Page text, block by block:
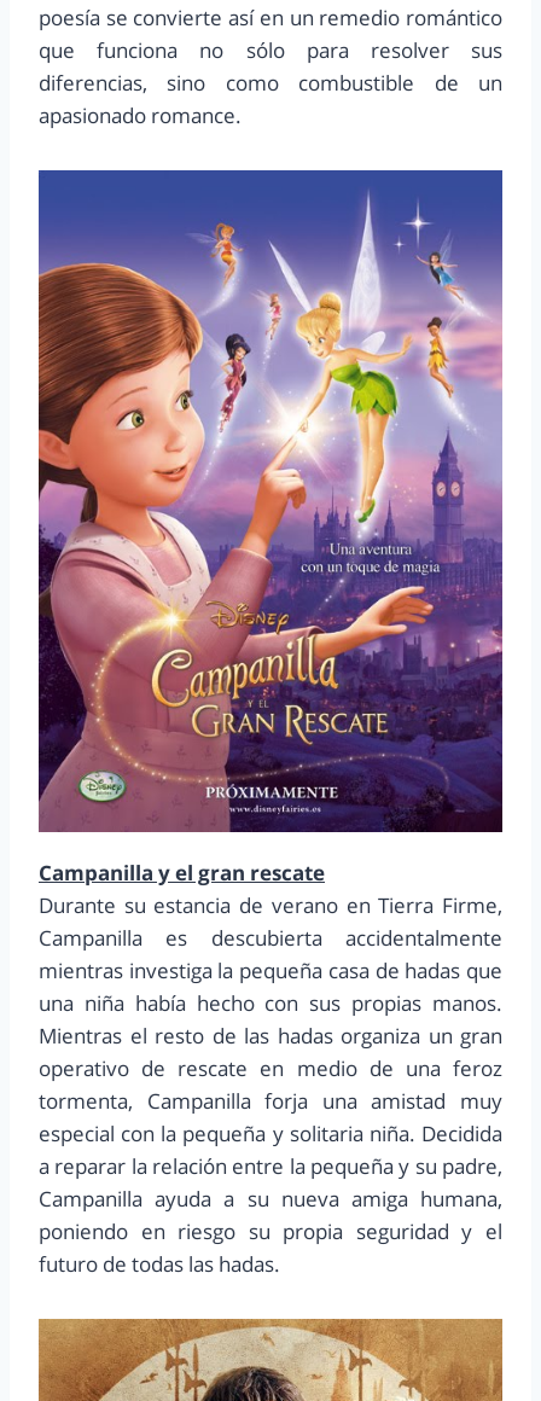
poesía se convierte así en un remedio romántico
que funciona no sólo para resolver sus
diferencias, sino como combustible de un
apasionado romance.
Campanilla y el gran rescate
Durante su estancia de verano en Tierra Firme,
Campanilla es descubierta accidentalmente
mientras investiga la pequeña casa de hadas que
una niña había hecho con sus propias manos.
Mientras el resto de las hadas organiza un gran
operativo de rescate en medio de una feroz
tormenta, Campanilla forja una amistad muy
especial con la pequeña y solitaria niña. Decidida
a reparar la relación entre la pequeña y su padre,
Campanilla ayuda a su nueva amiga humana,
poniendo en riesgo su propia seguridad y el
futuro de todas las hadas.